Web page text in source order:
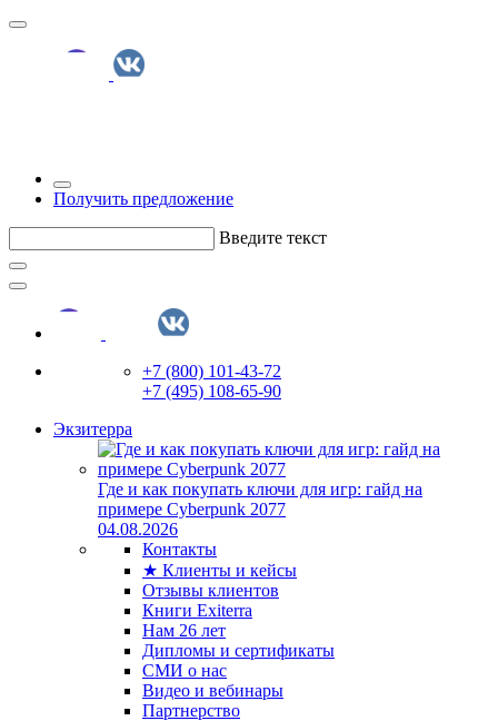
Получить предложение
Введите текст
+7 (800) 101-43-72
+7 (495) 108-65-90
Экзитерра
Где и как покупать ключи для игр: гайд на
примере Cyberpunk 2077
04.08.2026
Контакты
★ Клиенты и кейсы
Отзывы клиентов
Книги Exiterra
Нам 26 лет
Дипломы и сертификаты
СМИ о нас
Видео и вебинары
Партнерство